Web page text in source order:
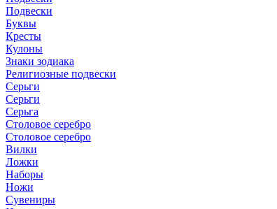
Подвески
Буквы
Кресты
Кулоны
Знаки зодиака
Религиозные подвески
Серьги
Серьги
Серьга
Столовое серебро
Столовое серебро
Вилки
Ложки
Наборы
Ножи
Сувениры